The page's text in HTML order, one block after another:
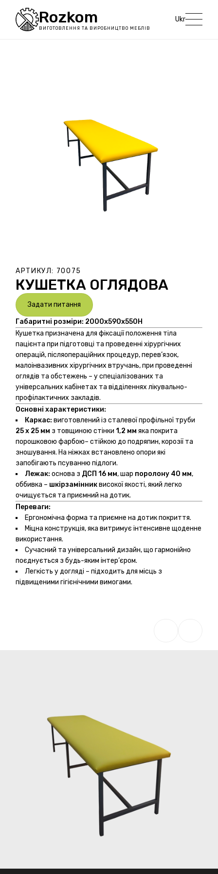
Rozkom
ВИГОТОВЛЕННЯ ТА ВИРОБНИЦТВО МЕБЛІВ
Ukr
АРТИКУЛ: 70075
КУШЕТКА ОГЛЯДОВА
Задати питання
Габаритні розміри: 2000х590х550H
Кушетка призначена для фіксації положення тіла
пацієнта при підготовці та проведенні хірургічних
операцій, післяопераційних процедур, перев’язок,
малоінвазивних хірургічних втручань, при проведенні
оглядів та обстежень – у спеціалізованих та
універсальних кабінетах та відділеннях лікувально-
профілактичних закладів.
Основні характеристики:
Каркас: виготовлений із сталевої профільної труби
25 х 25 мм з товщиною стінки 1,2 мм яка покрита
порошковою фарбою– стійкою до подряпин, корозії та
зношування. На ніжках встановлено опори які
запобігають псуванню підлоги.
Лежак: основа з ДСП 16 мм, шар поролону 40 мм,
оббивка – шкірзамінниквисокої якості, який легко
очищується та приємний на дотик.
Переваги:
Ергономічна форма та приємне на дотик покриття.
Міцна конструкція, яка витримує інтенсивне щоденне
використання.
Сучасний та універсальний дизайн, що гармонійно
поєднується з будь-яким інтер’єром.
Легкість у догляді – підходить для місць з
підвищеними гігієнічними вимогами.